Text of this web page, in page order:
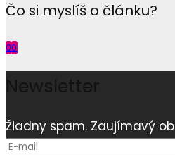
Čo si myslíš o článku?
00
Žiadny spam. Zaujímavý